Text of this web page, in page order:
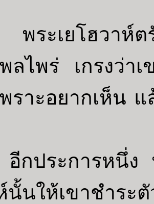
พระเยโฮวาห์ต
ลไพร่ เกรงว่าเ
ราะอยากเห็น
อีกประการหนึ่ง
นั้นให้เขาชำระตั